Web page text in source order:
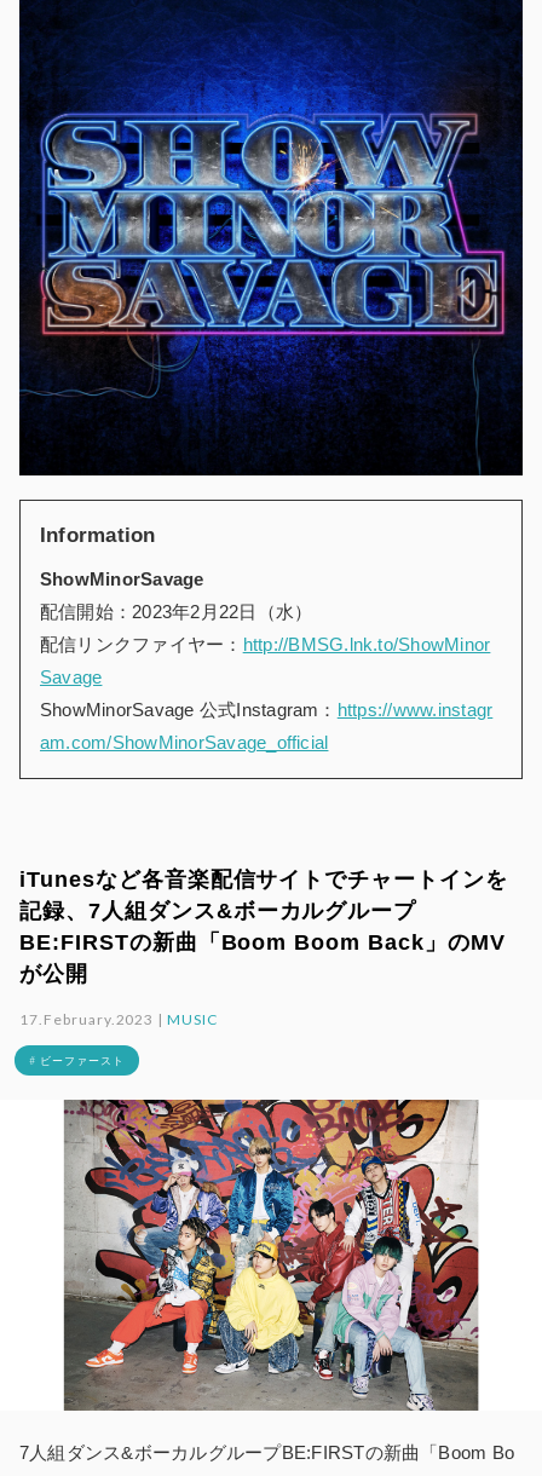
Information
ShowMinorSavage
配信開始：2023年2月22日（水）
配信リンクファイヤー： http://BMSG.lnk.to/ShowMinor
Savage
ShowMinorSavage 公式Instagram： https://www.instagr
am.com/ShowMinorSavage_official
iTunesなど各音楽配信サイトでチャートインを
記録、7人組ダンス&ボーカルグループ
BE:FIRSTの新曲「Boom Boom Back」のMV
が公開
17.February.2023 |MUSIC
# ビーファースト
7人組ダンス&ボーカルグループBE:FIRSTの新曲「Boom Bo